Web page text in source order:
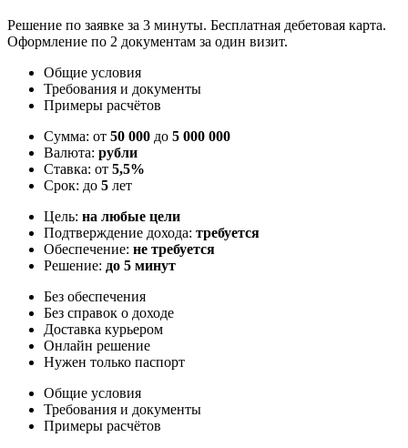
Решение по заявке за 3 минуты. Бесплатная дебетовая карта.
Оформление по 2 документам за один визит.
Общие условия
Требования и документы
Примеры расчётов
Сумма: от 50 000 до 5 000 000
Валюта: рубли
Ставка: от 5,5%
Срок: до 5 лет
Цель: на любые цели
Подтверждение дохода: требуется
Обеспечение: не требуется
Решение: до 5 минут
Без обеспечения
Без справок о доходе
Доставка курьером
Онлайн решение
Нужен только паспорт
Общие условия
Требования и документы
Примеры расчётов